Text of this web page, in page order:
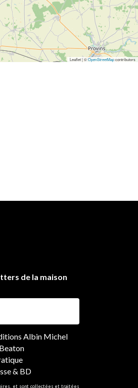
Leaflet | ©OpenStreetMapcontributors
de la maison
Albin Michel
& BD
et sont collectées et traitées